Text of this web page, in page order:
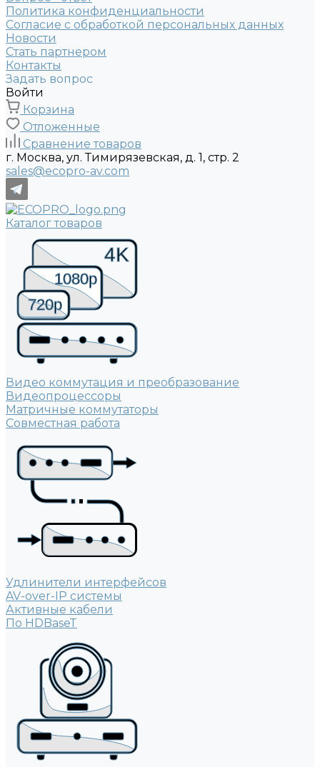
Политика конфиденциальности
Согласие с обработкой персональных данных
Новости
Стать партнером
Контакты
Задать вопрос
Войти
Корзина
Отложенные
Сравнение товаров
г. Москва, ул. Тимирязевская, д. 1, стр. 2
sales@ecopro-av.com
Каталог товаров
1080p
4K
720p
Видео коммутация и преобразование
Видеопроцессоры
Матричные коммутаторы
Совместная работа
Удлинители интерфейсов
AV-over-IP системы
Активные кабели
По HDBaseT